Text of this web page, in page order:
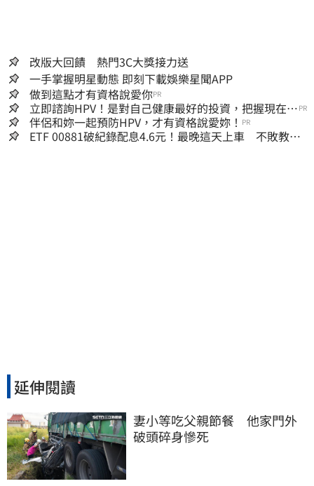
改版大回饋 熱門3C大獎接力送
一手掌握明星動態 即刻下載娛樂星聞APP
做到這點才有資格說愛你PR
立即諮詢HPV！是對自己健康最好的投資，把握現在不
嫌晚！
PR
伴侶和妳一起預防HPV，才有資格說愛妳！ PR
ETF 00881破紀錄配息4.6元！最晚這天上車 不敗教主
延伸閱讀
妻小等吃父親節餐　他家門外
破頭碎身慘死